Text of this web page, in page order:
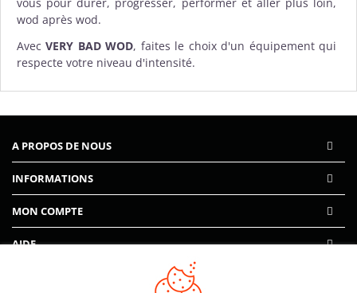
wod après wod.
AvecVERY BAD WOD, faites le choix d'un équipement qui
respecte votre niveau d'intensité.
A PROPOS DE NOUS
INFORMATIONS
MON COMPTE
AIDE